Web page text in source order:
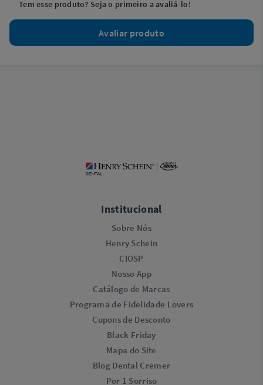
Tem esse produto? Seja o primeiro a avaliá-lo!
Avaliar produto
Institucional
Sobre Nós
Henry Schein
CIOSP
Nosso App
Catálogo de Marcas
Programa de Fidelidade Lovers​
Cupons de Desconto
Black Friday
Mapa do Site
Blog Dental Cremer
Por 1 Sorriso